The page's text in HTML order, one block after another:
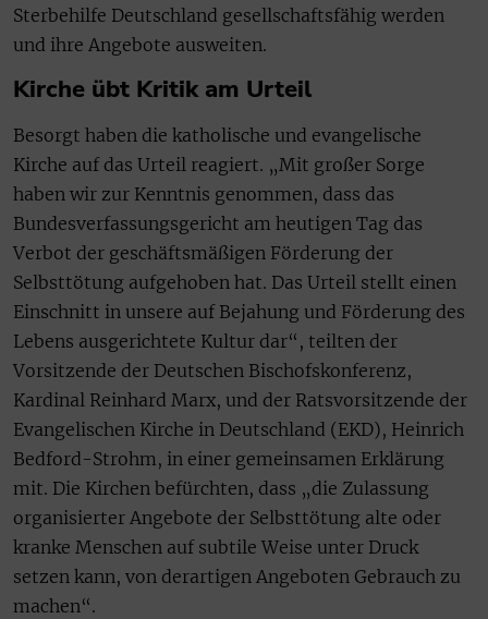
Sterbehilfe Deutschland gesellschaftsfähig werden
und ihre Angebote ausweiten.
Kirche übt Kritik am Urteil
Besorgt haben die katholische und evangelische
Kirche auf das Urteil reagiert. „Mit großer Sorge
haben wir zur Kenntnis genommen, dass das
Bundesverfassungsgericht am heutigen Tag das
Verbot der geschäftsmäßigen Förderung der
Selbsttötung aufgehoben hat. Das Urteil stellt einen
Einschnitt in unsere auf Bejahung und Förderung des
Lebens ausgerichtete Kultur dar“, teilten der
Vorsitzende der Deutschen Bischofskonferenz,
Kardinal Reinhard Marx, und der Ratsvorsitzende der
Evangelischen Kirche in Deutschland (EKD), Heinrich
Bedford-Strohm, in einer gemeinsamen Erklärung
mit. Die Kirchen befürchten, dass „die Zulassung
organisierter Angebote der Selbsttötung alte oder
kranke Menschen auf subtile Weise unter Druck
setzen kann, von derartigen Angeboten Gebrauch zu
machen“.